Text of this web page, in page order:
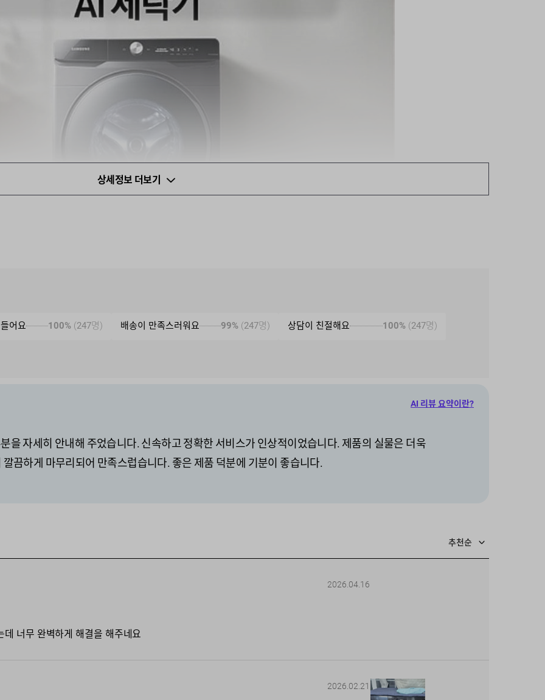
상세정보 더보기
어요 100% (247명) 배송이 만족스러워요 99% (247명) 상담이 친절해요 100% (247명)
AI 리뷰 요약이란?
을 자세히 안내해 주었습니다. 신속하고 정확한 서비스가 인상적이었습니다. 제품의 실물은 더욱
끔하게 마무리되어 만족스럽습니다. 좋은 제품 덕분에 기분이 좋습니다.
추천순
2026.04.16
너무 완벽하게 해결을 해주네요
2026.02.21